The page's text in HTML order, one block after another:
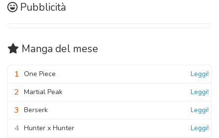
Pubblicità
Manga del mese
1 One Piece Leggi!
2 Martial Peak Leggi!
3 Berserk Leggi!
4 Hunter x Hunter Leggi!